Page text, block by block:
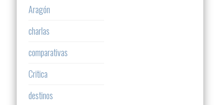
Aragón
charlas
comparativas
Critica
destinos